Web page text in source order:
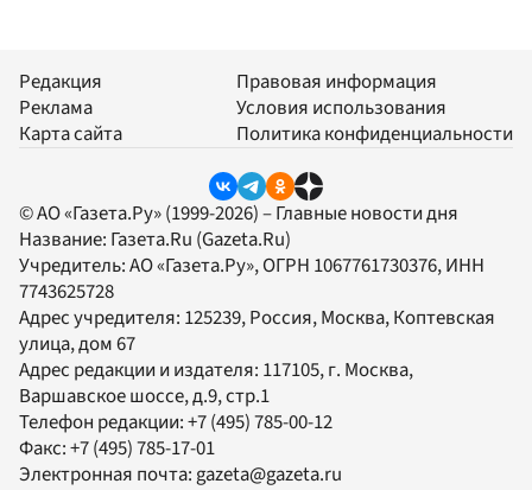
Редакция
Реклама
Карта сайта
Правовая информация
Условия использования
Политика конфиденциальности
© АО «Газета.Ру» (1999-2026) – Главные новости дня
Название: Газета.Ru (Gazeta.Ru)
Учредитель:АО «Газета.Ру», ОГРН 1067761730376, ИНН
7743625728
Адрес учредителя: 125239, Россия, Москва, Коптевская
улица, дом 67
Адрес редакции и издателя: 117105, г. Москва,
Варшавское шоссе, д.9, стр.1
Телефон редакции:+7 (495) 785-00-12
Факс:+7 (495) 785-17-01
Электронная почта: gazeta@gazeta.ru